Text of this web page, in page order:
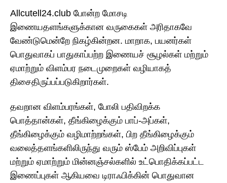
Allcutell24.club போன்ற மோசடி
இணையதளங்களுக்கான வருகைகள் அரிதாகவே
வேண்டுமென்றே நிகழ்கின்றன. மாறாக, பயனர்கள்
பொதுவாகப் பாதுகாப்பற்ற இணையச் சூழல்கள் மற்றும்
ஏமாற்றும் விளம்பர நடைமுறைகள் வழியாகத்
திசைதிருப்பப்படுகிறார்கள்.
தவறான விளம்பரங்கள், போலி பதிவிறக்க
பொத்தான்கள், தீங்கிழைக்கும் பாப்-அப்கள்,
தீங்கிழைக்கும் வழிமாற்றங்கள், பிற தீங்கிழைக்கும்
வலைத்தளங்களிலிருந்து வரும் ஸ்பேம் அறிவிப்புகள்
மற்றும் ஏமாற்றும் மின்னஞ்சல்களில் உட்பொதிக்கப்பட்ட
இணைப்புகள் ஆகியவை டிராஃபிக்கின் பொதுவான